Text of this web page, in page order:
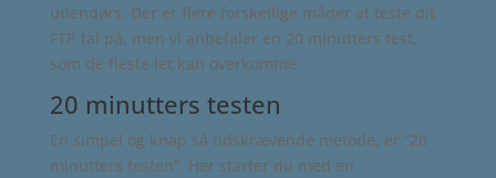
udendørs. Der er flere forskellige måder at teste dit
FTP tal på, men vi anbefaler en 20 minutters test,
som de fleste let kan overkomme.
20 minutters testen
En simpel og knap så tidskrævende metode, er ”20
minutters testen”. Her starter du med en